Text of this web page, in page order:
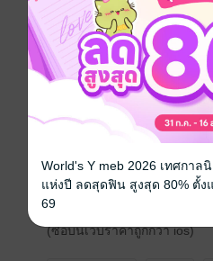
แท้ที่จริงแล้ว มันคือนรกบนดิน
นรกอันแสนยาวนาน
ต้นเหตุคือ ศศิชา อศิรทิตย์ บุ
แถมยังมีแนวโน้มว่าจะเป็นผู้อ
. . . . . . .
(ซื้อบนเว็บราคาถูกกว่า ios)
World's Y meb 2026 เทศกา
แห่งปี ลดสุดฟิน สูงสุด 80% ตั้ง
69